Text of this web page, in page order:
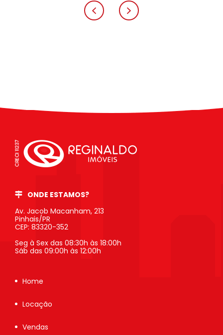
ONDE ESTAMOS?
Av. Jacob Macanham, 213
Pinhais/PR
CEP: 83320-352
Seg à Sex das 08:30h às 18:00h
Sáb das 09:00h às 12:00h
Home
Locação
Vendas